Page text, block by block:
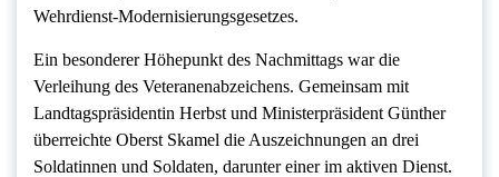
Wehrdienst-Modernisierungsgesetzes.
Ein besonderer Höhepunkt des Nachmittags war die
Verleihung des Veteranenabzeichens. Gemeinsam mit
Landtagspräsidentin Herbst und Ministerpräsident Günther
überreichte Oberst Skamel die Auszeichnungen an drei
Soldatinnen und Soldaten, darunter einer im aktiven Dienst.